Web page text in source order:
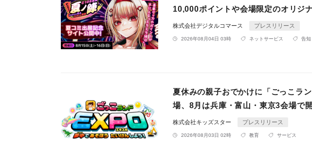
10,000ポイントや会場限定のオリジ
株式会社デジタルコマース プレスリリース
2026年08月04日 03時 ネットサービス 告知
夏休みの親子おでかけに「ごっこラ
場、8月は兵庫・富山・東京3会場で
株式会社キッズスター プレスリリース
2026年08月03日 02時 教育 サービス